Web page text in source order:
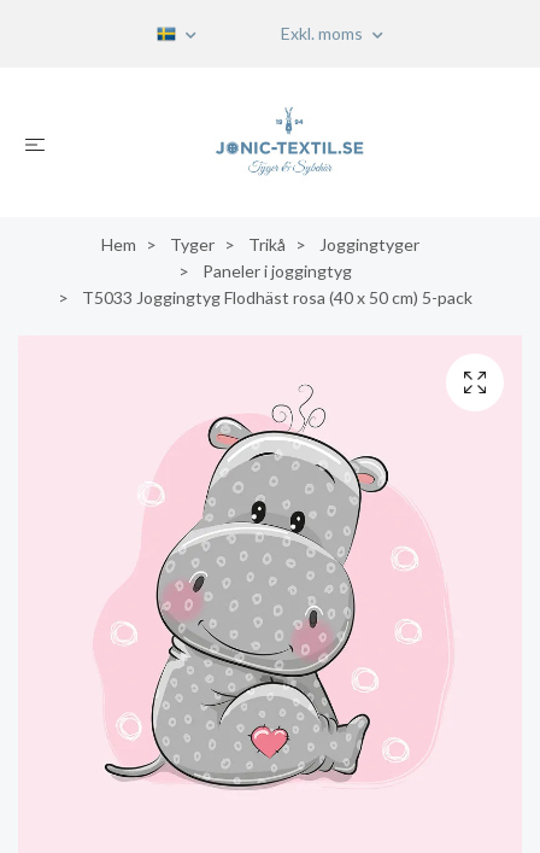
Exkl. moms
Hem Tyger Trikå
Joggingtyger
Paneler i joggingtyg
T5033 Joggingtyg Flodhäst rosa (40 x 50 cm) 5-pack